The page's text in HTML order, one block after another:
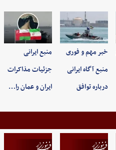
خبر مهم و فوری
منبع آگاه ایرانی
درباره توافق
منبع ایرانی
جزئیات مذاکرات
ایران و عمان را…